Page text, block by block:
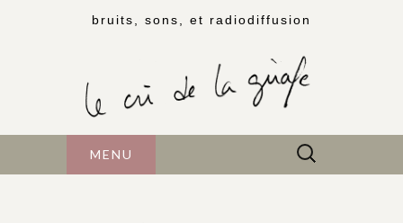
bruits, sons, et radiodiffusion
MENU Rechercher :